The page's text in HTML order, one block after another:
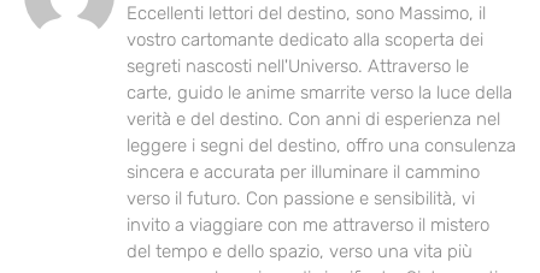
Eccellenti lettori del destino, sono Massimo, il
vostro cartomante dedicato alla scoperta dei
segreti nascosti nell'Universo. Attraverso le
carte, guido le anime smarrite verso la luce della
verità e del destino. Con anni di esperienza nel
leggere i segni del destino, offro una consulenza
sincera e accurata per illuminare il cammino
verso il futuro. Con passione e sensibilità, vi
invito a viaggiare con me attraverso il mistero
del tempo e dello spazio, verso una vita più